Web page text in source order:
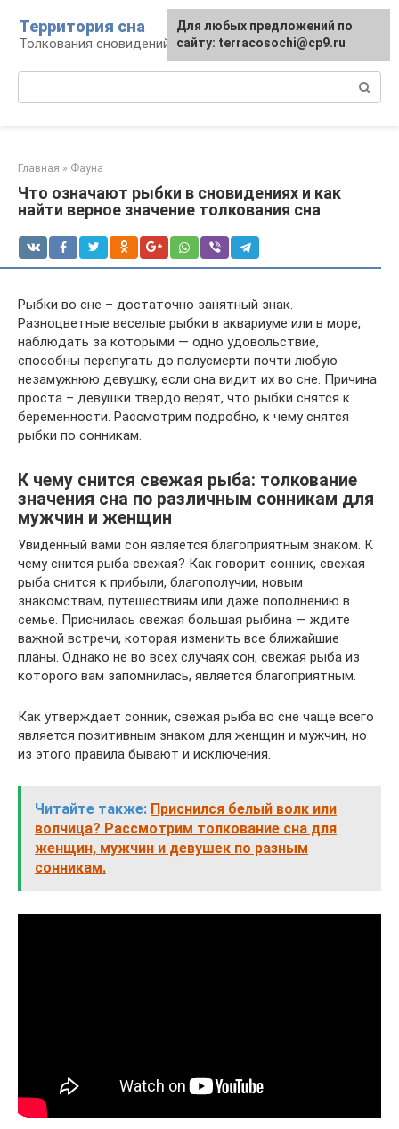
контенту
Территория сна
Толкования сновидений
Главная » Фауна
Что означают рыбки в сновидениях и как
найти верное значение толкования сна
Рыбки во сне – достаточно занятный знак.
Разноцветные веселые рыбки в аквариуме или в море,
наблюдать за которыми — одно удовольствие,
способны перепугать до полусмерти почти любую
незамужнюю девушку, если она видит их во сне. Причина
проста – девушки твердо верят, что рыбки снятся к
беременности. Рассмотрим подробно, к чему снятся
рыбки по сонникам.
К чему снится свежая рыба: толкование
значения сна по различным сонникам для
мужчин и женщин
Увиденный вами сон является благоприятным знаком. К
чему снится рыба свежая? Как говорит сонник, свежая
рыба снится к прибыли, благополучии, новым
знакомствам, путешествиям или даже пополнению в
семье. Приснилась свежая большая рыбина — ждите
важной встречи, которая изменить все ближайшие
планы. Однако не во всех случаях сон, свежая рыба из
которого вам запомнилась, является благоприятным.
Как утверждает сонник, свежая рыба во сне чаще всего
является позитивным знаком для женщин и мужчин, но
из этого правила бывают и исключения.
Читайте также: Приснился белый волк или
волчица? Рассмотрим толкование сна для
женщин, мужчин и девушек по разным
сонникам.
Для любых предложений по
сайту: terracosochi@cp9.ru